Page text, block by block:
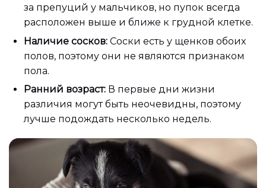
за препуций у мальчиков, но пупок всегда
расположен выше и ближе к грудной клетке.
Наличие сосков: Соски есть у щенков обоих
полов, поэтому они не являются признаком
пола.
Ранний возраст: В первые дни жизни
различия могут быть неочевидны, поэтому
лучше подождать несколько недель.